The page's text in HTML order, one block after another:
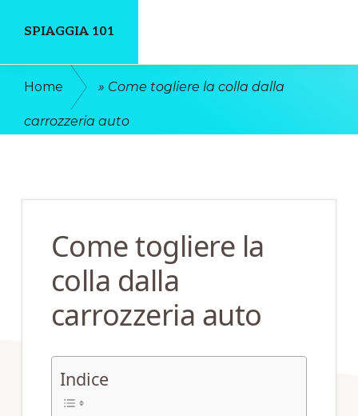
main
content
primary
sidebar
SPIAGGIA 101
Dove
Home » Come togliere la colla dalla
carrozzeria auto
Come togliere la
colla dalla
carrozzeria auto
Indice